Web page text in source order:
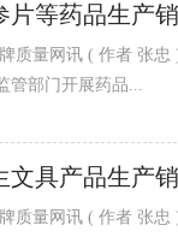
等药品生产
秩序，保障公众用药安全，我
管部门开展药品...
具产品生产
学生文具产品质量市级专项监